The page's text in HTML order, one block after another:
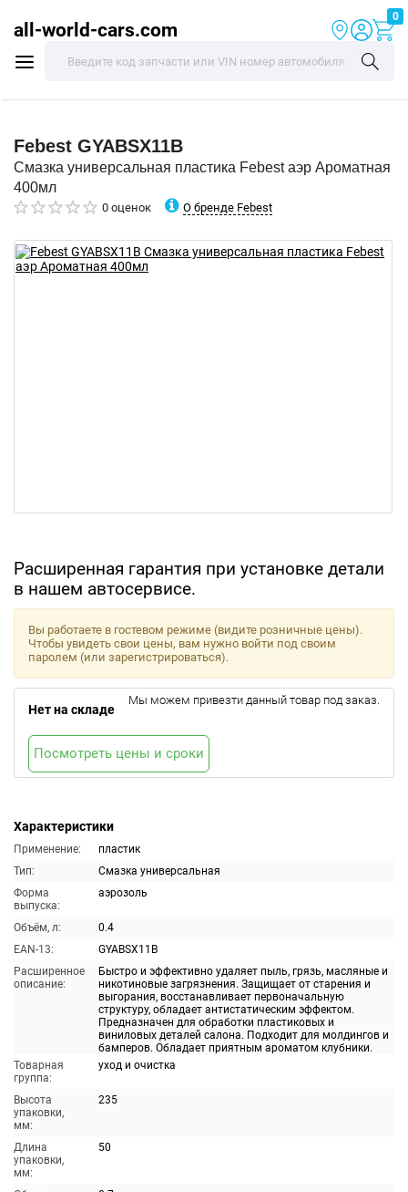
all-world-cars.com
0
Febest GYABSX11B
Смазка универсальная пластика Febest аэр Ароматная
400мл
0 оценок О бренде Febest
Расширенная гарантия при установке детали
в нашем автосервисе.
Характеристики
Применение:
пластик
Тип:
Смазка универсальная
Форма
выпуска:
аэрозоль
Объём, л:
0.4
EAN-13:
GYABSX11B
Расширенное
описание:
Быстро и эффективно удаляет пыль, грязь, масляные и
никотиновые загрязнения. Защищает от старения и
выгорания, восстанавливает первоначальную
структуру, обладает антистатическим эффектом.
Предназначен для обработки пластиковых и
виниловых деталей салона. Подходит для молдингов и
бамперов. Обладает приятным ароматом клубники.
Товарная
группа:
уход и очистка
Высота
упаковки,
мм:
235
Длина
упаковки,
мм:
50
Вы работаете в гостевом режиме (видите розничные цены).
Чтобы увидеть свои цены, вам нужно войти под своим
паролем (или зарегистрироваться).
Нет на складе
Мы можем привезти данный товар под заказ.
Посмотреть цены и сроки